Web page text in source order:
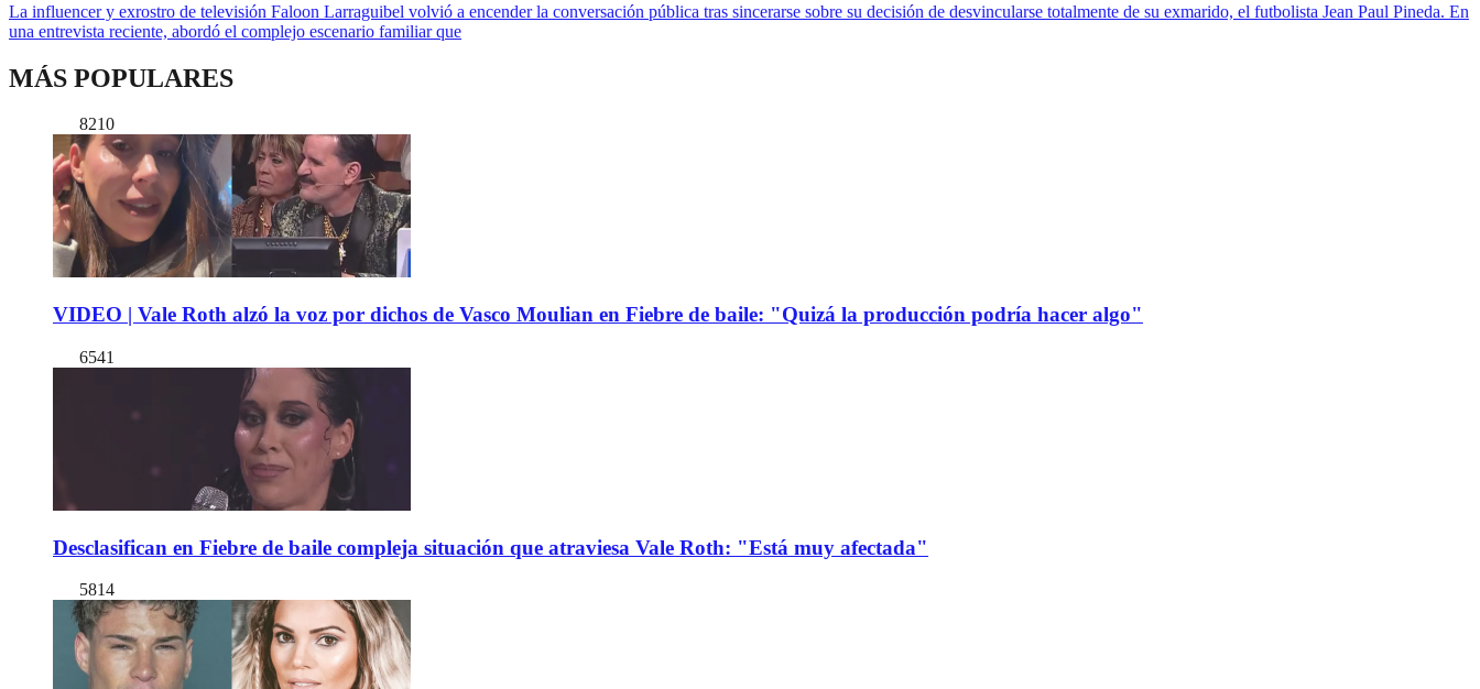
La influencer y exrostro de televisión Faloon Larraguibel volvió a encender la conversación pública tras sincerarse sobre su decisión de desvincularse totalmente de su exmarido, el futbolista Jean Paul Pineda. En
una entrevista reciente, abordó el complejo escenario familiar que
MÁS POPULARES
8210
VIDEO | Vale Roth alzó la voz por dichos de Vasco Moulian en Fiebre de baile: "Quizá la producción podría hacer algo"
6541
Desclasifican en Fiebre de baile compleja situación que atraviesa Vale Roth: "Está muy afectada"
5814